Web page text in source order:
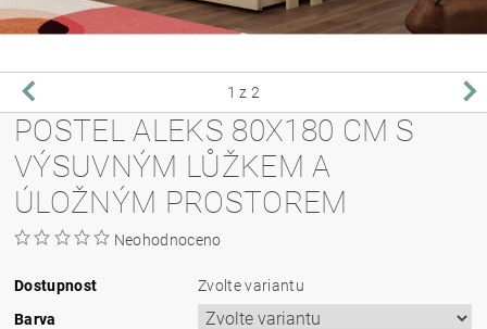
1 z 2
POSTEL ALEKS 80X180 CM S
VÝSUVNÝM LŮŽKEM A
ÚLOŽNÝM PROSTOREM
Neohodnoceno
Dostupnost
Zvolte variantu
Barva